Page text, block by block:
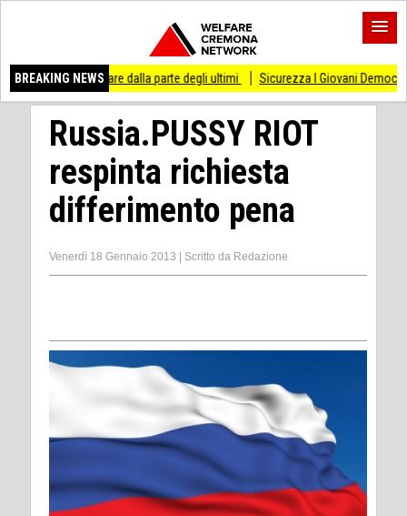
BREAKING NEWS
di stare dalla parte degli ultimi Sicurezza I Giovani Democratici
Russia.PUSSY RIOT
respinta richiesta
differimento pena
Venerdì 18 Gennaio 2013 Scritto da Redazione